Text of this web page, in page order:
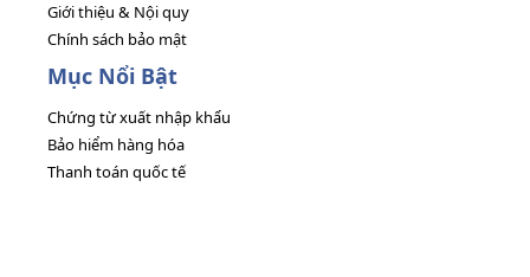
Giới thiệu & Nội quy
Chính sách bảo mật
Mục Nổi Bật
Chứng từ xuất nhập khẩu
Bảo hiểm hàng hóa
Thanh toán quốc tế